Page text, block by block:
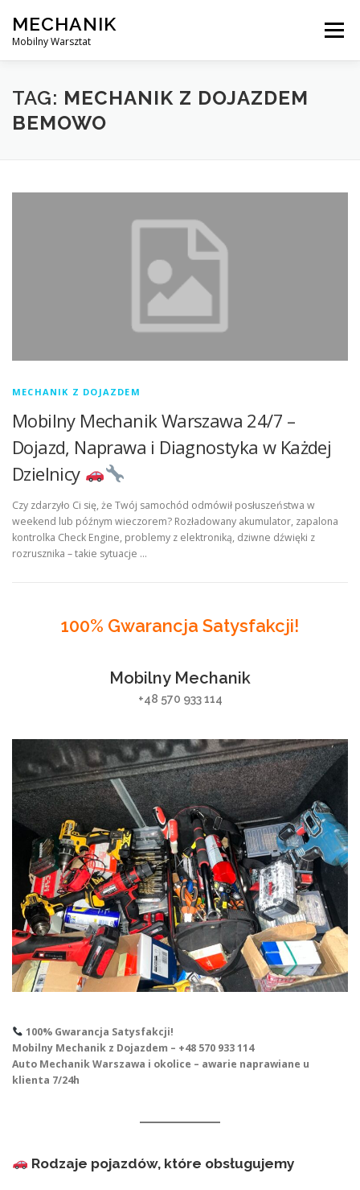
content
MECHANIK
Mobilny Warsztat
Menu
MOBILNY MECHANIK ELEKTRYK SAMOCHODOWY
TAG: MECHANIK Z DOJAZDEM
BEMOWO
MECHANIK Z DOJAZDEM
Mobilny Mechanik Warszawa 24/7 –
Dojazd, Naprawa i Diagnostyka w Każdej
Dzielnicy
Czy zdarzyło Ci się, że Twój samochód odmówił posłuszeństwa w
weekend lub późnym wieczorem? Rozładowany akumulator, zapalona
kontrolka Check Engine, problemy z elektroniką, dziwne dźwięki z
rozrusznika – takie sytuacje …
100% Gwarancja Satysfakcji!
Mobilny Mechanik
+48 570 933 114
100% Gwarancja Satysfakcji!
Mobilny Mechanik z Dojazdem – +48 570 933 114
Auto Mechanik Warszawa i okolice – awarie naprawiane u
klienta 7/24h
Rodzaje pojazdów, które obsługujemy